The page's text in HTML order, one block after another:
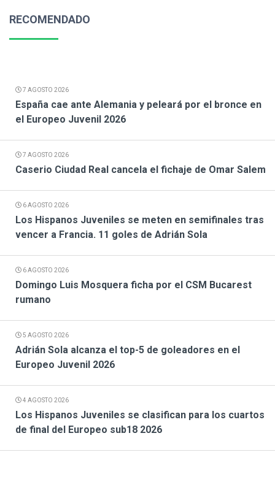
RECOMENDADO
7 AGOSTO 2026
España cae ante Alemania y peleará por el bronce en
el Europeo Juvenil 2026
7 AGOSTO 2026
Caserio Ciudad Real cancela el fichaje de Omar Salem
6 AGOSTO 2026
Los Hispanos Juveniles se meten en semifinales tras
vencer a Francia. 11 goles de Adrián Sola
6 AGOSTO 2026
Domingo Luis Mosquera ficha por el CSM Bucarest
rumano
5 AGOSTO 2026
Adrián Sola alcanza el top-5 de goleadores en el
Europeo Juvenil 2026
4 AGOSTO 2026
Los Hispanos Juveniles se clasifican para los cuartos
de final del Europeo sub18 2026